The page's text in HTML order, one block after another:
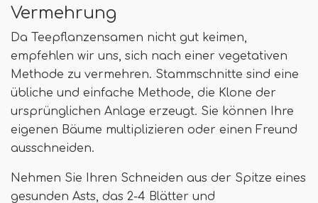
Vermehrung
Da Teepflanzensamen nicht gut keimen,
empfehlen wir uns, sich nach einer vegetativen
Methode zu vermehren. Stammschnitte sind eine
übliche und einfache Methode, die Klone der
ursprünglichen Anlage erzeugt. Sie können Ihre
eigenen Bäume multiplizieren oder einen Freund
ausschneiden.
Nehmen Sie Ihren Schneiden aus der Spitze eines
gesunden Asts, das 2-4 Blätter und